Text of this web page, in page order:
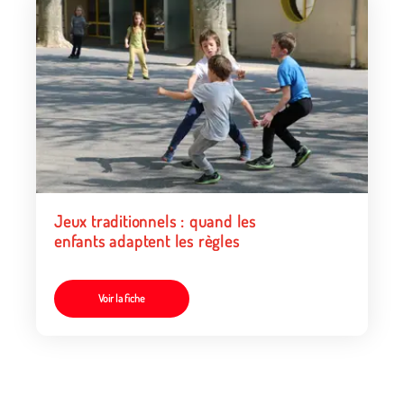
Jeux traditionnels : quand les
enfants adaptent les règles
Voir la fiche